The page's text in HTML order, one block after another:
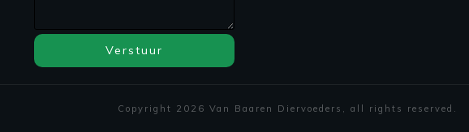
Verstuur
Copyright 2026 Van Baaren Diervoeders , all rights reserved.